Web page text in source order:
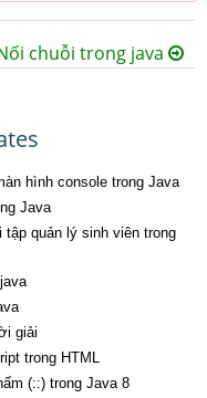
chuỗi trong java
hình console trong Java
Java
tập quản lý sinh viên trong
giải
trong HTML
(::) trong Java 8